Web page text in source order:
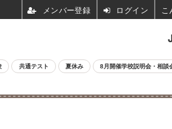
共通テスト 夏休み 8月開催学校説明会・相談
ログイン